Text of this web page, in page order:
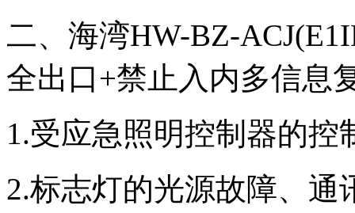
二、海湾HW-BZ-
全出口+禁止入内多信息
1.受应急照明控制器的
2.标志灯的光源故障、